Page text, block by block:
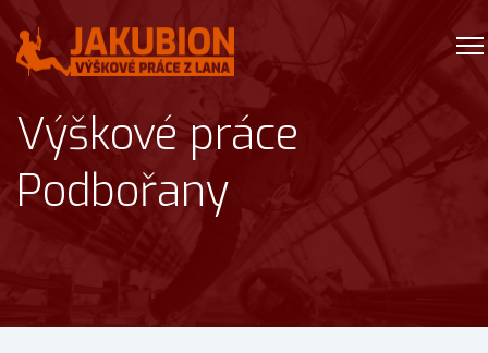
Výškové práce
Podbořany